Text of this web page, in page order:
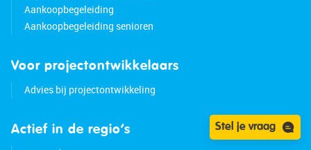
Aankoopbegeleiding
Aankoopbegeleiding senioren
Voor projectontwikkelaars
Advies bij projectontwikkeling
Actief in de regio’s
Stel je vraag